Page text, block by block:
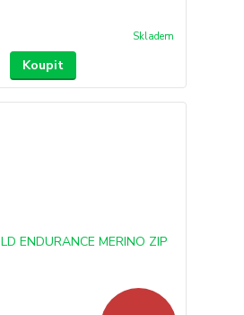
Skladem
Koupit